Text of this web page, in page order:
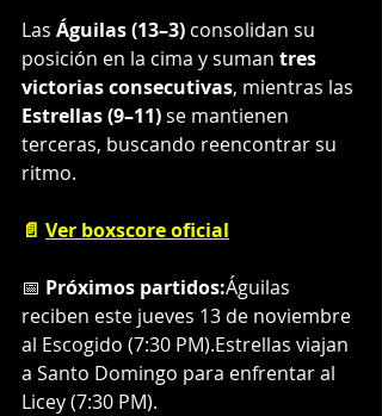
Las Águilas (13–3) consolidan su
posición en la cima y suman tres
victorias consecutivas, mientras las
Estrellas (9–11) se mantienen
terceras, buscando reencontrar su
ritmo.
📄 Ver boxscore oficial
📅 Próximos partidos:Águilas
reciben este jueves 13 de noviembre
al Escogido (7:30 PM).Estrellas viajan
a Santo Domingo para enfrentar al
Licey (7:30 PM).